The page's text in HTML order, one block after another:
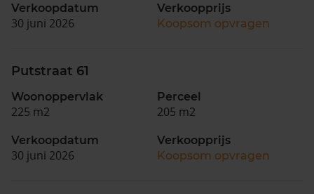
Verkoopdatum
30 juni 2026
Verkoopprijs
Koopsom opvragen
Putstraat 61
Woonoppervlak
225 m2
Perceel
205 m2
Verkoopdatum
30 juni 2026
Verkoopprijs
Koopsom opvragen